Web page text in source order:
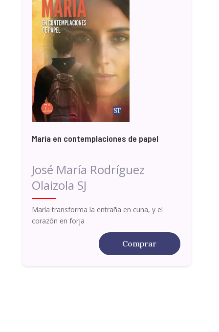
María en contemplaciones de papel
José María Rodríguez
Olaizola SJ
María transforma la entraña en cuna, y el
corazón en forja
Comprar